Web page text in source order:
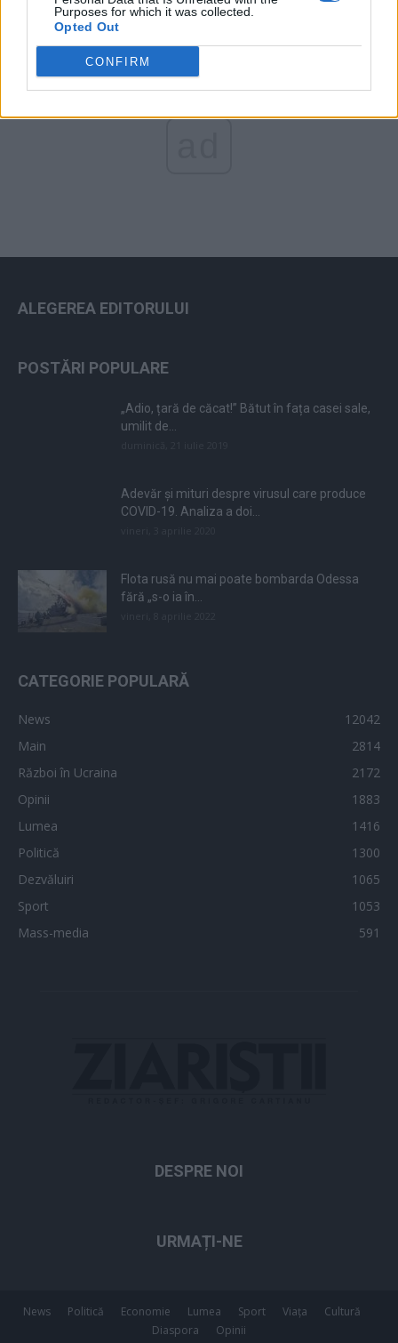
Purposes for which it was collected.
Opted Out
CONFIRM
ALEGEREA EDITORULUI
POSTĂRI POPULARE
„Adio, țară de căcat!” Bătut în fața casei sale,
umilit de...
Adevăr și mituri despre virusul care produce
COVID-19. Analiza a doi...
Flota rusă nu mai poate bombarda Odessa
fără „s-o ia în...
CATEGORIE POPULARĂ
News
12042
Main
2814
Război în Ucraina
2172
Opinii
1883
Lumea
1416
Politică
1300
Dezvăluiri
1065
Sport
1053
Mass-media
591
DESPRE NOI
URMAȚI-NE
News Politică Economie Lumea Sport Viața
Cultură
Diaspora
Opinii